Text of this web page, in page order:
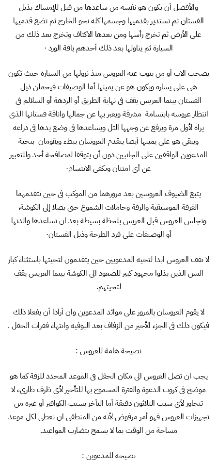
والأفضل أن يكون هو نفسه من ساعدها من قبل للإمساك بذيل
الفستان ثم تستدير بقدميها وجسمها كله نحو الخارج ثم تضع قدميها
على الأرض ثم تخرج رأسها ومن بعدها الاكتاف وتخرج بعد ذلك من
السيارة ثم يناولها بعد ذلك أحدهم باقة الورد ·
يصحب الاب أو من ينوب عنه العروس منذ نزولها من السيارة حيث تكون
هى على يساره ويكون هو عن يمينها أما الوصيفات فيحملن ذيل
الفستان بينما العريس يقف فى نهاية الطريق أو الردهة أو السلالم فى
انتظار عروسه بابتسامة مشرقة ويعبر بها عن جمالها واناقة فستانها الذى
يراه لأول مرة ويرفع عن وجهها التل ويساعدها فى وضع يدها فى ذراعه
ويبقى هو على يمينها أيضا يتقدم العروسان ببطء ويقومان بتحية
المدعوين الواقفين على الجانبين دون أن يتوقفا لمصافحة أحد وللتعبير
عن أى امتنان ويكفى الابتسام·
يتبع الضيوف العروسين بعد مرورهما من الموكب فى حين تتقدمهما
الفرقة الموسيقية والزفة وحاملات الشموع حتى يصلا إلى الكوشة،
وتجلس العروس قبل العريس بلحظة بسيطة بعد ان تساعدها والدتها
أو الوصيفات على فرد الطرحة وذيل الفستان·
لا تقف العروس ابدا لتحية المدعويين حين يتقدمون لتحيتها باستثناء كبار
السن الذين بذلوا مجهود كبير للصعود الى الكوشة بينما العريس يقف
لتحيتهم.
لا يقوم العروسان بالمرور على موائد المدعوين وان أرادا أن يفعلا ذلك
فيكون ذلك فى الجزء الأخير من الزفاف بعد البوفيه وانتهاء فقرات الحفل .
نصيحة هامة للعروس :
يجب ان تصل العروس الى مكان الحفل فى الموعد المحدد للزفة كما هو
موضح فى كروت الدعوة والفترة المسموح بها للتأخير لأى ظرف طارىء لا
تتجاوز لأى سبب الثلاثون دقيقة أما التأخر بسبب الكوافير أو غيره من
تجهيزات العروس فهو أمر مرفوض لأنه من المنطقى ان نعطى لكل موعد
مساحة من الوقت بما لا يسمح بتضارب المواعيد.
نصيحة للمدعوين :